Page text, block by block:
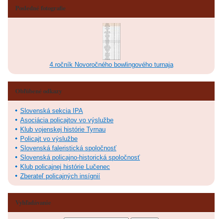
Posledné fotografie
4.ročník Novoročného bowlingového turnaja
Obľúbené odkazy
Slovenská sekcia IPA
Asociácia policajtov vo výslužbe
Klub vojenskej histórie Tyrnau
Policajt vo výslužbe
Slovenská faleristická spoločnosť
Slovenská policajno-historická spoločnosť
Klub policajnej histórie Lučenec
Zberateľ policajných insígnií
Vyhľadávanie